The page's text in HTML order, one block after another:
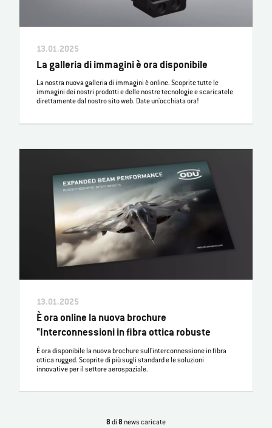
13.01.2025
La galleria di immagini è ora disponibile
La nostra nuova galleria di immagini è online. Scoprite tutte le
immagini dei nostri prodotti e delle nostre tecnologie e scaricatele
direttamente dal nostro sito web. Date un'occhiata ora!
13.01.2025
È ora online la nuova brochure
"Interconnessioni in fibra ottica robuste
È ora disponibile la nuova brochure sull'interconnessione in fibra
ottica rugged. Scoprite di più sugli standard e le soluzioni
innovative per il settore aerospaziale.
8 di 8 news caricate